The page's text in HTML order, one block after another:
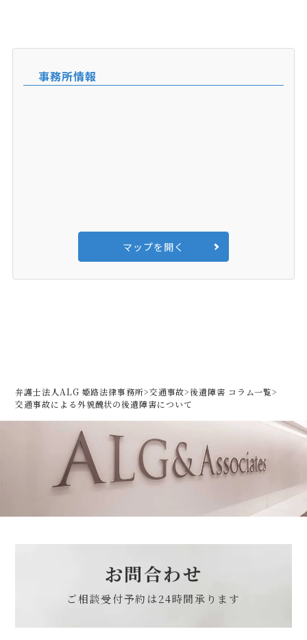
事務所情報
マップを開く
弁護士法人ALG 姫路法律事務所>交通事故>後遺障害 コラム一覧>
交通事故による外貌醜状の後遺障害について
お問合わせ
ご相談受付予約は24時間承ります